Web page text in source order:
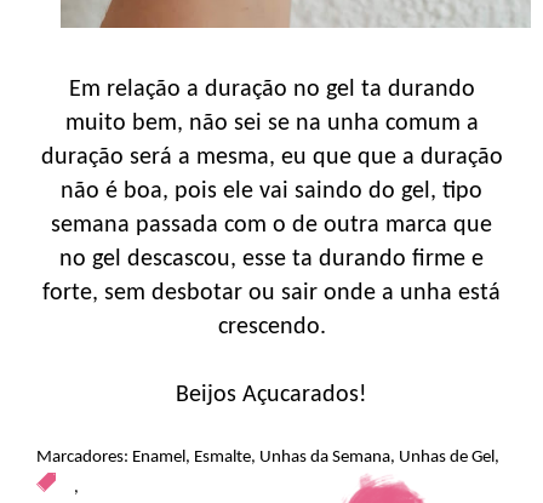
Em relação a duração no gel ta durando
muito bem, não sei se na unha comum a
duração será a mesma, eu que que a duração
não é boa, pois ele vai saindo do gel, tipo
semana passada com o de outra marca que
no gel descascou, esse ta durando firme e
forte, sem desbotar ou sair onde a unha está
crescendo.
Beijos Açucarados!
Marcadores: Enamel, Esmalte, Unhas da Semana, Unhas de Gel,
,